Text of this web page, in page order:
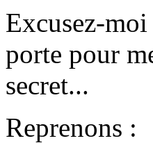
Excusez-
porte pour
secret...
Reprenons :